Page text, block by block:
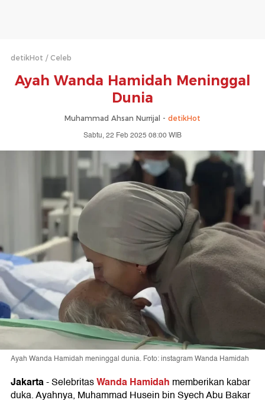
detikHot Celeb
Ayah Wanda Hamidah Meninggal
Dunia
Muhammad Ahsan Nurrijal - detikHot
Sabtu, 22 Feb 2025 08:00 WIB
Ayah Wanda Hamidah meninggal dunia. Foto: instagram Wanda Hamidah
Jakarta-SelebritasWanda Hamidah memberikan kabar
duka. Ayahnya, Muhammad Husein bin Syech Abu Bakar